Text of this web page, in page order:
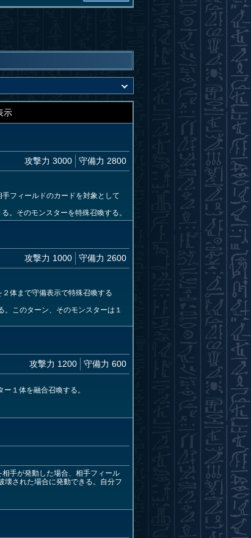
示
攻撃力 3000 守備力 2800
フィールドのカードを対象として
。そのモンスターを特殊召喚する。
攻撃力 1000 守備力 2600
体まで守備表示で特殊召喚する
このターン、そのモンスターは１
攻撃力 1200 守備力 600
１体を融合召喚する。
手が発動した場合、相手フィール
壊された場合に発動できる。自分フ